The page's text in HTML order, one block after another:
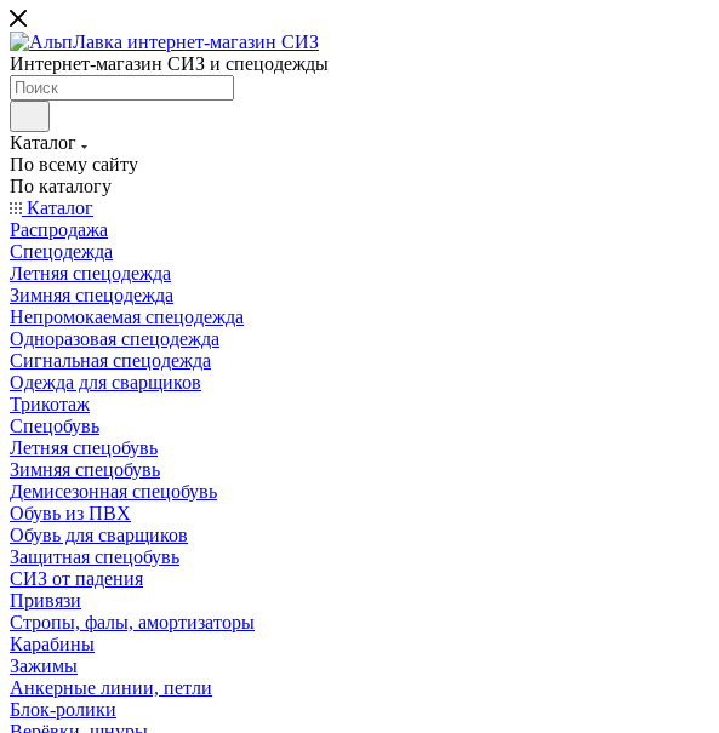
Интернет-магазин СИЗ и спецодежды
Каталог
По всему сайту
По каталогу
Каталог
Распродажа
Спецодежда
Летняя спецодежда
Зимняя спецодежда
Непромокаемая спецодежда
Одноразовая спецодежда
Сигнальная спецодежда
Одежда для сварщиков
Трикотаж
Спецобувь
Летняя спецобувь
Зимняя спецобувь
Демисезонная спецобувь
Обувь из ПВХ
Обувь для сварщиков
Защитная спецобувь
СИЗ от падения
Привязи
Стропы, фалы, амортизаторы
Карабины
Зажимы
Анкерные линии, петли
Блок-ролики